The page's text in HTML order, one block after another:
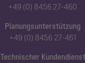
+49 (0) 8456 27-460
Planungsunterstützung
+49 (0) 8456 27-461
Technischer Kundendienst